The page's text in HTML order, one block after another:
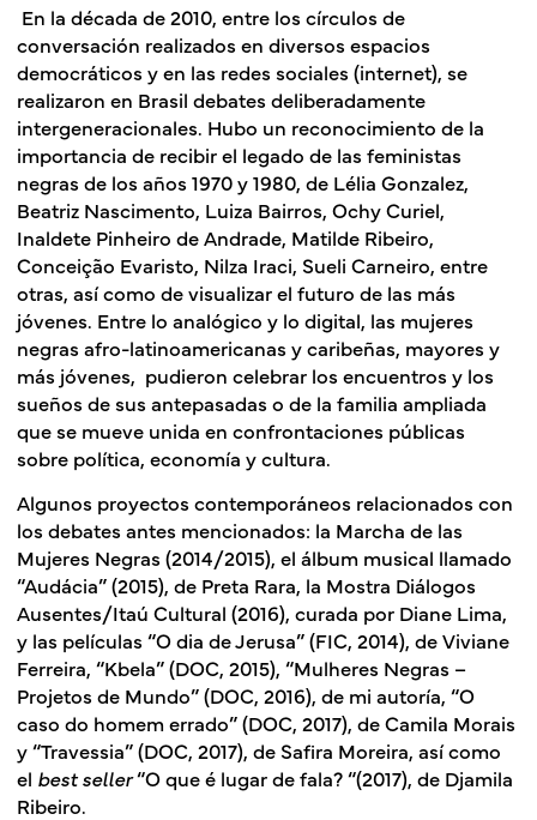
En la década de 2010, entre los círculos de
conversación realizados en diversos espacios
democráticos y en las redes sociales (internet), se
realizaron en Brasil debates deliberadamente
intergeneracionales. Hubo un reconocimiento de la
importancia de recibir el legado de las feministas
negras de los años 1970 y 1980, de Lélia Gonzalez,
Beatriz Nascimento, Luiza Bairros, Ochy Curiel,
Inaldete Pinheiro de Andrade, Matilde Ribeiro,
Conceição Evaristo, Nilza Iraci, Sueli Carneiro, entre
otras, así como de visualizar el futuro de las más
jóvenes. Entre lo analógico y lo digital, las mujeres
negras afro-latinoamericanas y caribeñas, mayores y
más jóvenes, pudieron celebrar los encuentros y los
sueños de sus antepasadas o de la familia ampliada
que se mueve unida en confrontaciones públicas
sobre política, economía y cultura.
Algunos proyectos contemporáneos relacionados con
los debates antes mencionados: la Marcha de las
Mujeres Negras (2014/2015), el álbum musical llamado
“Audácia” (2015), de Preta Rara, la Mostra Diálogos
Ausentes/Itaú Cultural (2016), curada por Diane Lima,
y las películas “O dia de Jerusa” (FIC, 2014), de Viviane
Ferreira, “Kbela” (DOC, 2015), “Mulheres Negras –
Projetos de Mundo” (DOC, 2016), de mi autoría, “O
caso do homem errado” (DOC, 2017), de Camila Morais
y “Travessia” (DOC, 2017), de Safira Moreira, así como
el best seller“O que é lugar de fala? “(2017), de Djamila
Ribeiro.